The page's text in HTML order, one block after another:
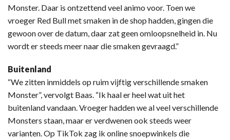
Monster. Daar is ontzettend veel animo voor. Toen we
vroeger Red Bull met smaken in de shop hadden, gingen die
gewoon over de datum, daar zat geen omloopsnelheid in. Nu
wordt er steeds meer naar die smaken gevraagd.”
Buitenland
“We zitten inmiddels op ruim vijftig verschillende smaken
Monster”, vervolgt Baas. “Ik haal er heel wat uit het
buitenland vandaan. Vroeger hadden we al veel verschillende
Monsters staan, maar er verdwenen ook steeds weer
varianten. Op TikTok zag ik online snoepwinkels die